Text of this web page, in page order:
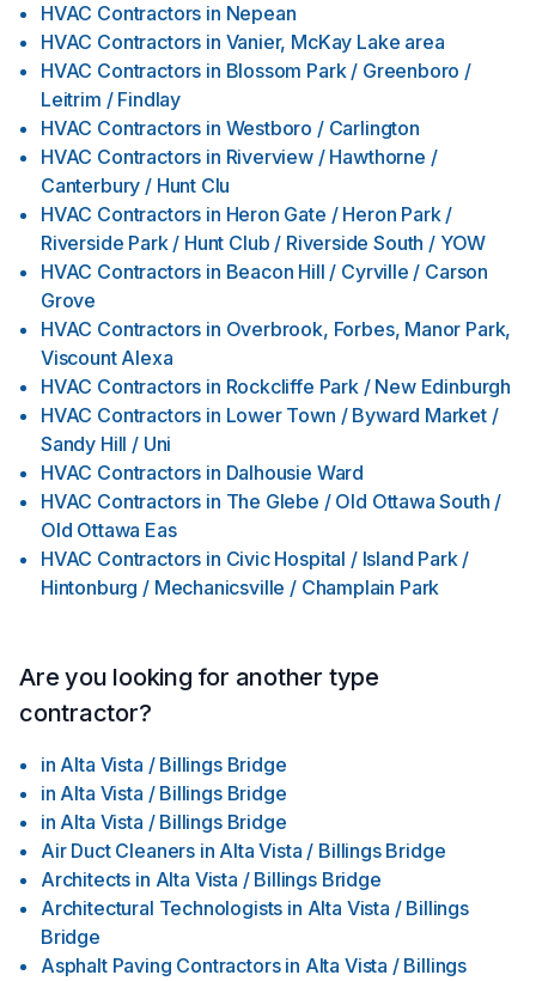
HVAC Contractors in Nepean
HVAC Contractors in Vanier, McKay Lake area
HVAC Contractors in Blossom Park / Greenboro /
Leitrim / Findlay
HVAC Contractors in Westboro / Carlington
HVAC Contractors in Riverview / Hawthorne /
Canterbury / Hunt Clu
HVAC Contractors in Heron Gate / Heron Park /
Riverside Park / Hunt Club / Riverside South / YOW
HVAC Contractors in Beacon Hill / Cyrville / Carson
Grove
HVAC Contractors in Overbrook, Forbes, Manor Park,
Viscount Alexa
HVAC Contractors in Rockcliffe Park / New Edinburgh
HVAC Contractors in Lower Town / Byward Market /
Sandy Hill / Uni
HVAC Contractors in Dalhousie Ward
HVAC Contractors in The Glebe / Old Ottawa South /
Old Ottawa Eas
HVAC Contractors in Civic Hospital / Island Park /
Hintonburg / Mechanicsville / Champlain Park
Are you looking for another type
contractor?
in Alta Vista / Billings Bridge
in Alta Vista / Billings Bridge
in Alta Vista / Billings Bridge
Air Duct Cleaners in Alta Vista / Billings Bridge
Architects in Alta Vista / Billings Bridge
Architectural Technologists in Alta Vista / Billings
Bridge
Asphalt Paving Contractors in Alta Vista / Billings